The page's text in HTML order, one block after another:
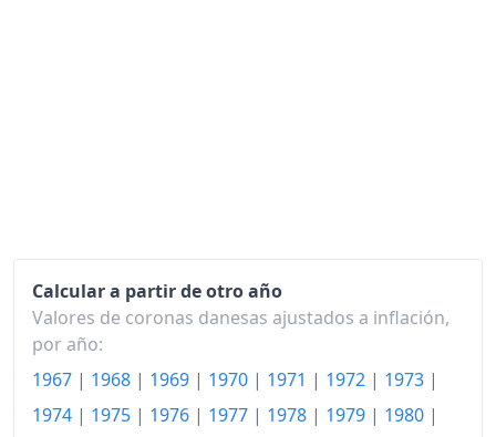
2009
131.42
2010
134.45
2011
138.15
2012
141.49
Calcular a partir de otro año
Valores de coronas danesas ajustados a inflación,
por año:
1967 | 1968 | 1969 | 1970 | 1971 | 1972 | 1973 |
1974 | 1975 | 1976 | 1977 | 1978 | 1979 | 1980 |